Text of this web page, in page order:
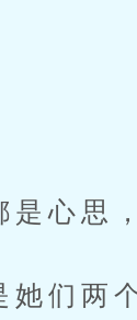
思，
们两个